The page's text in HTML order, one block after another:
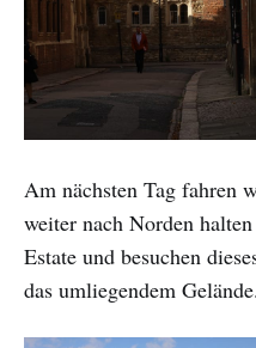
Am nächsten Tag fahren
weiter nach Norden
Estate und besuchen
das umliegendem Gelände.